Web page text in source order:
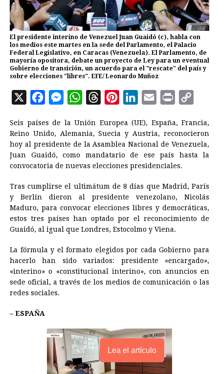
El presidente interino de Venezuel Juan Guaidó (c), habla con
los medios este martes en la sede del Parlamento, el Palacio
Federal Legislativo, en Caracas (Venezuela). El Parlamento, de
mayoría opositora, debate un proyecto de Ley para un eventual
Gobierno de transición, un acuerdo para el "rescate" del país y
sobre elecciones "libres". EFE/ Leonardo Muñoz
X
c
e
b
o
o
k
M
s
s
e
n
g
e
W
a
t
s
A
p
p
r
e
a
d
s
n
t
e
r
e
s
n
k
d
I
n
a
i
i
n
p
y
L
n
k
Seis países de la Unión Europea (UE), España, Francia,
Reino Unido, Alemania, Suecia y Austria, reconocieron
hoy al presidente de la Asamblea Nacional de Venezuela,
Juan Guaidó, como mandatario de ese país hasta la
convocatoria de nuevas elecciones presidenciales.
Tras cumplirse el ultimátum de 8 días que Madrid, París
y Berlín dieron al presidente venezolano, Nicolás
Maduro, para convocar elecciones libres y democráticas,
estos tres países han optado por el reconocimiento de
Guaidó, al igual que Londres, Estocolmo y Viena.
La fórmula y el formato elegidos por cada Gobierno para
hacerlo han sido variados: presidente «encargado»,
«interino» o «constitucional interino», con anuncios en
sede oficial, a través de los medios de comunicación o las
redes sociales.
– ESPAÑA
Lea el artículo